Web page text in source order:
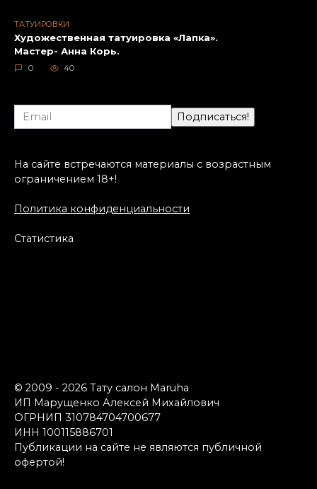
ТАТУИРОВКИ
Художественная татуировка «Лапка».
Мастер- Анна Корь.
0 40
На сайте встречаются материалы с возрастным
ограничением 18+!
Политика конфиденциальности
Статистика
© 2009 - 2026 Тату салон Maruha
ИП Марущенко Алексей Михайлович
ОГРНИП 310784704700677
ИНН 100115886701
Публикации на сайте не являются публичной
офертой!